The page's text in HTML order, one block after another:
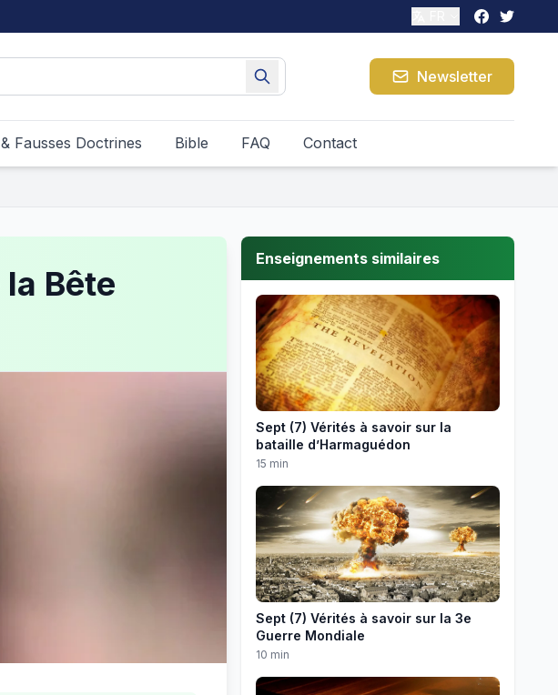
Newsletter
Fausses Doctrines Bible FAQ Contact
Bête
Enseignements similaires
Sept (7) Vérités à savoir sur la
bataille d’Harmaguédon
15 min
Sept (7) Vérités à savoir sur la 3e
Guerre Mondiale
10 min